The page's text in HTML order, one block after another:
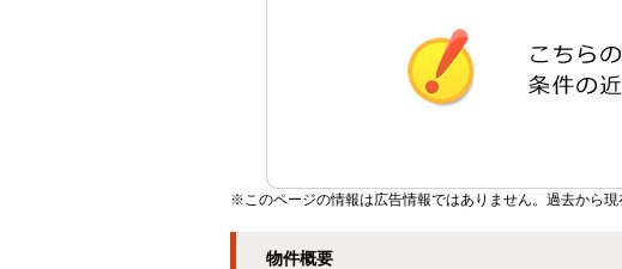
※このページの情報は広告情報ではありません。過去から
物件概要